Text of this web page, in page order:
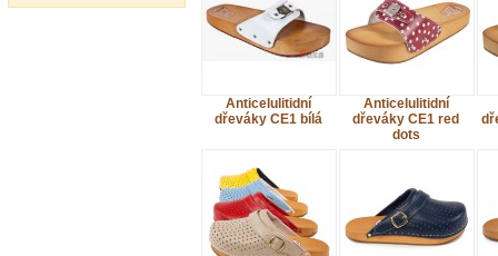
Anticelulitidní
dřeváky CE1 bílá
Anticelulitidní
dřeváky CE1 red
dots